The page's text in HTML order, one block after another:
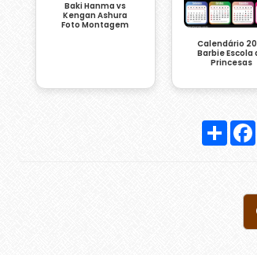
Baki Hanma vs
Kengan Ashura
Foto Montagem
Calendário
Barbie Escola
Princesas